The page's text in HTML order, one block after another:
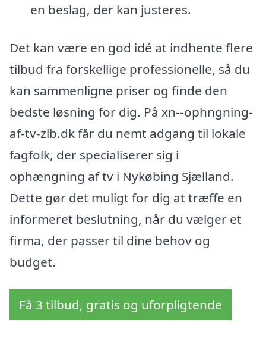
en beslag, der kan justeres.
Det kan være en god idé at indhente flere
tilbud fra forskellige professionelle, så du
kan sammenligne priser og finde den
bedste løsning for dig. På xn--ophngning-
af-tv-zlb.dk får du nemt adgang til lokale
fagfolk, der specialiserer sig i
ophængning af tv i Nykøbing Sjælland.
Dette gør det muligt for dig at træffe en
informeret beslutning, når du vælger et
firma, der passer til dine behov og
budget.
Få 3 tilbud, gratis og uforpligtende